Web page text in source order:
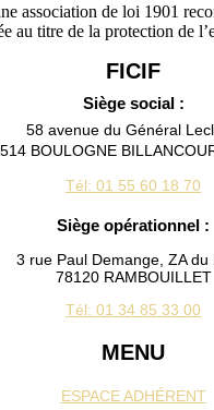
association de loi 1901
au titre de la protection de
FICIF
Siège social :
58 avenue du Général
BOULOGNE
Tél: 01 55 60 18 70
Siège opérationnel :
3 rue Paul Demange, ZA du
78120 RAMBOUILLET
Tél: 01 34 85 33 00
MENU
ESPACE ADHÉRENT